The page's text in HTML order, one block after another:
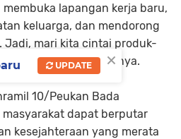
lapangan kerja baru,
keluarga, dan mendorong
Jadi, mari kita cintai produk-
kita sendiri,” tambahnya.
10/Peukan Bada
dapat berputar
kesejahteraan yang merata
×
UPDATE